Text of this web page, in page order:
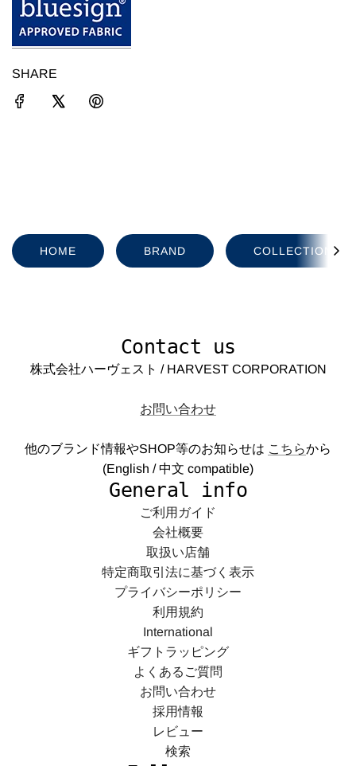
SHARE
HOME BRAND COLLECTION
Contact us
株式会社ハーヴェスト / HARVEST CORPORATION
お問い合わせ
他のブランド情報やSHOP等のお知らせは こちらから
(English / 中文 compatible)
General info
ご利用ガイド
会社概要
取扱い店舗
特定商取引法に基づく表示
プライバシーポリシー
利用規約
International
ギフトラッピング
よくあるご質問
お問い合わせ
採用情報
レビュー
検索